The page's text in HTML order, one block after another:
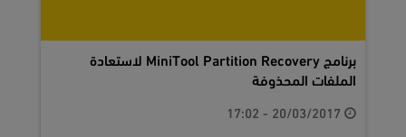
برنامج MiniTool Partition Recovery لاستعادة
الملفات المحذوفة